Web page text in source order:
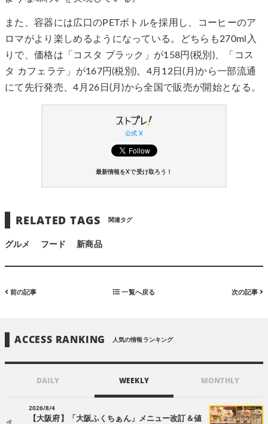
また、容器には広口のPETボトルを採用し、コーヒーのア
ロマがより楽しめるようになっている。どちらも270ml入
りで、価格は「コスタ ブラック」が158円(税別)、「コス
タ カフェラテ」が167円(税別)。4月12日(月)から一部流通
にて先行発売、4月26日(月)から全国で販売が開始となる。
公式 X
最新情報をXで受け取ろう！
RELATED TAGS 関連タグ
グルメ フード 新商品
前の記事 一覧へ戻る 次の記事
ACCESS RANKING 人気の情報ランキング
DAILY WEEKLY MONTHLY
2026/8/4
【大阪府】「大阪ふくちぁん」メニュー改訂＆値